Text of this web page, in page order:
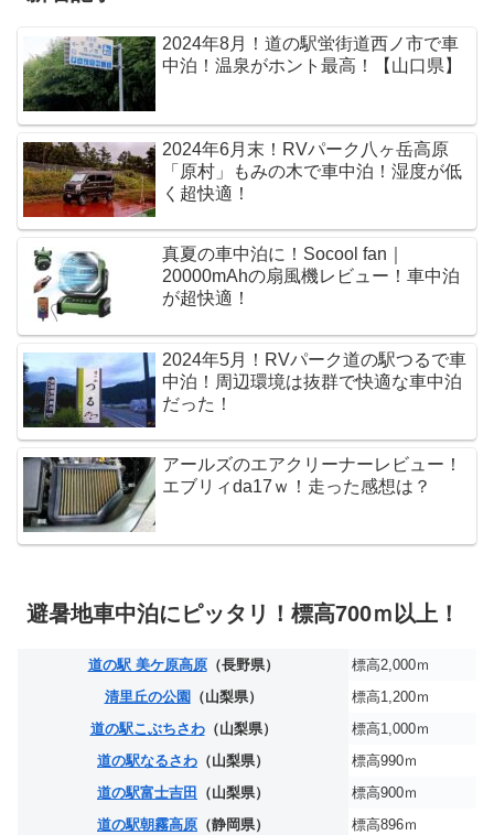
2024年8月！道の駅蛍街道西ノ市で車
中泊！温泉がホント最高！【山口県】
2024年6月末！RVパーク八ヶ岳高原
「原村」もみの木で車中泊！湿度が低
く超快適！
真夏の車中泊に！Socool fan｜
20000mAhの扇風機レビュー！車中泊
が超快適！
2024年5月！RVパーク道の駅つるで車
中泊！周辺環境は抜群で快適な車中泊
だった！
アールズのエアクリーナーレビュー！
エブリィda17ｗ！走った感想は？
避暑地車中泊にピッタリ！標高700ｍ以上！
道の駅 美ケ原高原（長野県）
標高2,000ｍ
清里丘の公園 （山梨県）
標高1,200ｍ
道の駅こぶちさわ（山梨県）
標高1,000ｍ
道の駅なるさわ （山梨県）
標高990ｍ
道の駅富士吉田
（山梨県）
標高900ｍ
道の駅朝霧高原 （静岡県）
標高896ｍ